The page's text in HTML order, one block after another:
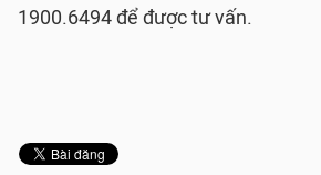
1900.6494 để được tư vấn.